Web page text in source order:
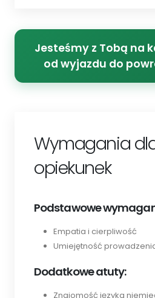
Jesteśmy z Tobą na
od wyjazdu do
Wymagania
opiekunek
Podstawowe
Empatia i cierpliwość
Umiejętność
Dodatkowe atuty:
Znajomość języka